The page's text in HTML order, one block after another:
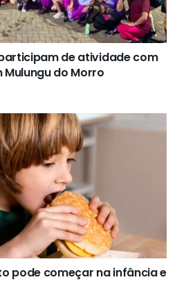
de atividade com
do Morro
pode começar na infância e